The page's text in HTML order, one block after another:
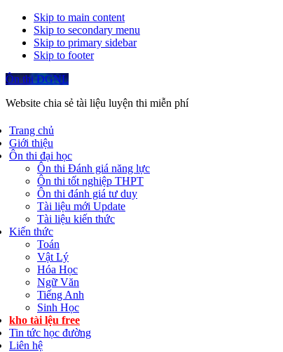
Skip to main content
Skip to secondary menu
Skip to primary sidebar
Skip to footer
Ôn thi ĐGNL
Website chia sẻ tài liệu luyện thi miễn phí
Trang chủ
Giới thiệu
Ôn thi đại học
Ôn thi Đánh giá năng lực
Ôn thi tốt nghiệp THPT
Ôn thi đánh giá tư duy
Tài liệu mới Update
Tài liệu kiến thức
Kiến thức
Toán
Vật Lý
Hóa Học
Ngữ Văn
Tiếng Anh
Sinh Học
kho tài lệu free
Tin tức học đường
Liên hệ